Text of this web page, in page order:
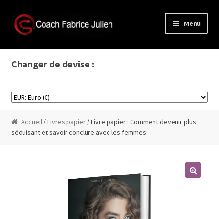
Aller
à
Aller
au
Menu
Accès membre
Formations vidéos
Formation Cyprine
Formation comment bien faire l’amour
Changer de devise :
Accueil /Livres papier / Livre papier : Comment devenir plus
séduisant et savoir conclure avec les femmes